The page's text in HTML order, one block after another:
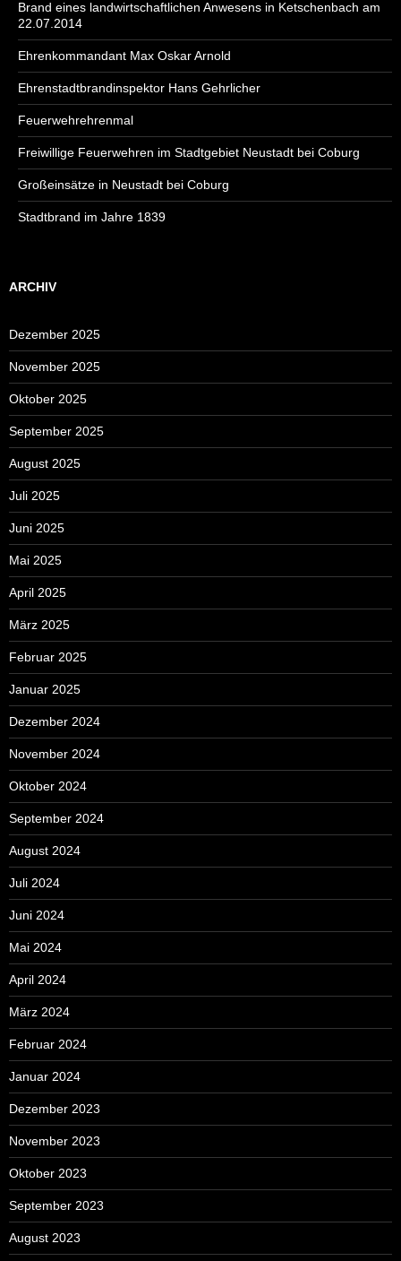
Brand eines landwirtschaftlichen Anwesens in Ketschenbach am
22.07.2014
Ehrenkommandant Max Oskar Arnold
Ehrenstadtbrandinspektor Hans Gehrlicher
Feuerwehrehrenmal
Freiwillige Feuerwehren im Stadtgebiet Neustadt bei Coburg
Großeinsätze in Neustadt bei Coburg
Stadtbrand im Jahre 1839
ARCHIV
Dezember 2025
November 2025
Oktober 2025
September 2025
August 2025
Juli 2025
Juni 2025
Mai 2025
April 2025
März 2025
Februar 2025
Januar 2025
Dezember 2024
November 2024
Oktober 2024
September 2024
August 2024
Juli 2024
Juni 2024
Mai 2024
April 2024
März 2024
Februar 2024
Januar 2024
Dezember 2023
November 2023
Oktober 2023
September 2023
August 2023